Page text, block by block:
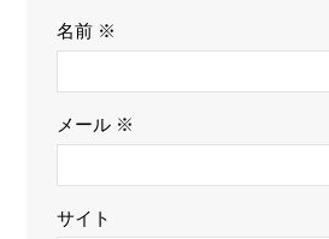
名前 ※
メール ※
サイト